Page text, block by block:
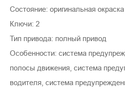
Состояние: оригинальная окраска
Ключи: 2
Тип привода: полный привод
Особенности: система
полосы движения, система
водителя, система